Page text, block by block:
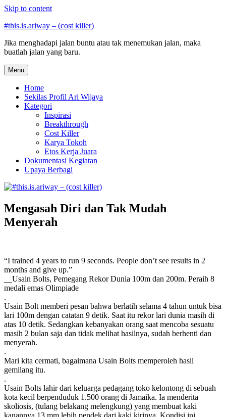
Skip to content
#this.is.ariway – (cost killer)
Jika menghadapi jalan buntu atau tak menemukan jalan, maka
buatlah jalan yang baru.
Menu
Home
Sekilas Profil Ari Wijaya
Kategori
Inspirasi
Breakthrough
Cost Killer
Karya Tokoh
Etos Kerja Juara
Dokumentasi Kegiatan
Upaya Berbagi
Mengasah Diri dan Tak Mudah
Menyerah
“I trained 4 years to run 9 seconds. People don’t see results in 2
months and give up.”
__Usain Bolts, Pemegang Rekor Dunia 100m dan 200m. Peraih 8
medali emas Olimpiade
.
Usain Bolt memberi pesan bahwa berlatih selama 4 tahun untuk bisa
lari 100m dengan catatan 9 detik. Saat itu rekor lari dunia masih di
atas 10 detik. Sedangkan kebanyakan orang saat mencoba sesuatu
masih 2 bulan saja dan tidak melihat hasilnya, sudah berhenti dan
menyerah.
.
Mari kita cermati, bagaimana Usain Bolts memperoleh hasil
gemilang itu.
.
Usain Bolts lahir dari keluarga pedagang toko kelontong di sebuah
kota kecil berpenduduk 1.500 orang di Jamaika. Ia menderita
skoliosis, (tulang belakang melengkung) yang membuat kaki
kanannya 13 mm lebih pendek dari kaki kirinya. Kondisi ini